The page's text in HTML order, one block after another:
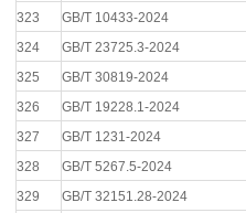
323
GB/T 10433-2024
324
GB/T 23725.3-2024
325
GB/T 30819-2024
326
GB/T 19228.1-2024
327
GB/T 1231-2024
328
GB/T 5267.5-2024
329
GB/T 32151.28-2024